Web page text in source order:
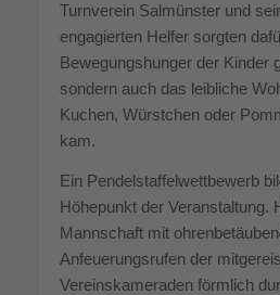
Turnverein Salmünster und
engagierten Helfer sorgten
Bewegungshunger der Kinder
sondern auch das leibliche
Kuchen, Würstchen oder
kam.
Ein Pendelstaffelwettbewerb
Höhepunkt der Veranstaltung.
Mannschaft mit
Anfeuerungsrufen der
Vereinskameraden förmlich